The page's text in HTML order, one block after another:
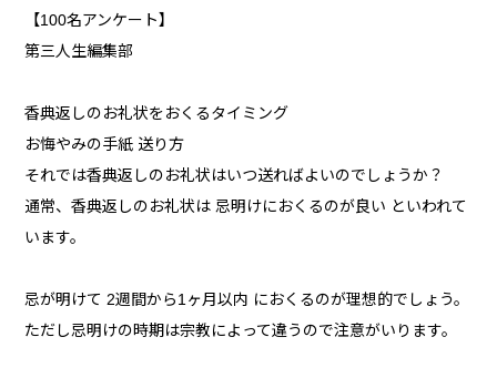
【100名アンケート】
第三人生編集部
香典返しのお礼状をおくるタイミング
お悔やみの手紙 送り方
それでは香典返しのお礼状はいつ送ればよいのでしょうか？
通常、香典返しのお礼状は 忌明けにおくるのが良い といわれて
います。
忌が明けて 2週間から1ヶ月以内 におくるのが理想的でしょう。
ただし忌明けの時期は宗教によって違うので注意がいります。